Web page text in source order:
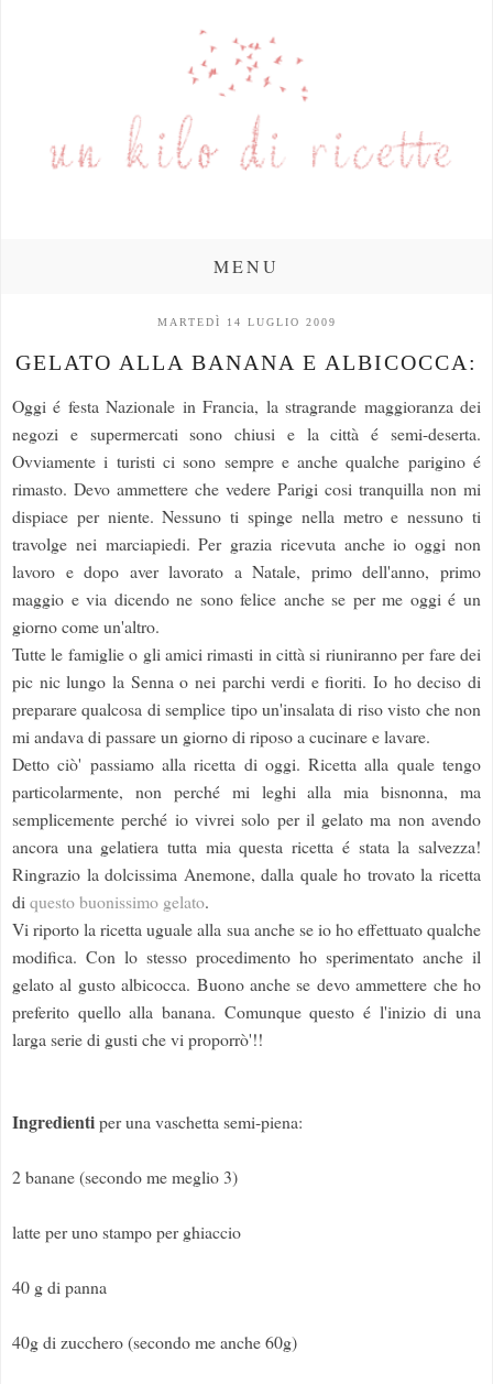
MENU
MARTEDÌ 14 LUGLIO 2009
GELATO ALLA BANANA E ALBICOCCA:
Oggi é festa Nazionale in Francia, la stragrande maggioranza dei
negozi e supermercati sono chiusi e la città é semi-deserta.
Ovviamente i turisti ci sono sempre e anche qualche parigino é
rimasto. Devo ammettere che vedere Parigi cosi tranquilla non mi
dispiace per niente. Nessuno ti spinge nella metro e nessuno ti
travolge nei marciapiedi. Per grazia ricevuta anche io oggi non
lavoro e dopo aver lavorato a Natale, primo dell'anno, primo
maggio e via dicendo ne sono felice anche se per me oggi é un
giorno come un'altro.
Tutte le famiglie o gli amici rimasti in città si riuniranno per fare dei
pic nic lungo la Senna o nei parchi verdi e fioriti. Io ho deciso di
preparare qualcosa di semplice tipo un'insalata di riso visto che non
mi andava di passare un giorno di riposo a cucinare e lavare.
Detto ciò' passiamo alla ricetta di oggi. Ricetta alla quale tengo
particolarmente, non perché mi leghi alla mia bisnonna, ma
semplicemente perché io vivrei solo per il gelato ma non avendo
ancora una gelatiera tutta mia questa ricetta é stata la salvezza!
Ringrazio la dolcissima Anemone, dalla quale ho trovato la ricetta
diquesto buonissimo gelato.
Vi riporto la ricetta uguale alla sua anche se io ho effettuato qualche
modifica. Con lo stesso procedimento ho sperimentato anche il
gelato al gusto albicocca. Buono anche se devo ammettere che ho
preferito quello alla banana. Comunque questo é l'inizio di una
larga serie di gusti che vi proporrò'!!
Ingredientiper una vaschetta semi-piena:
2 banane (secondo me meglio 3)
latte per uno stampo per ghiaccio
40 g di panna
40g di zucchero (secondo me anche 60g)